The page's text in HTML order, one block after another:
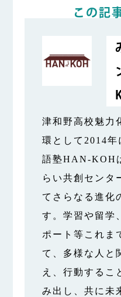
この記
津和野高校魅力
環として2014年
語塾HAN-KOH
らい共創センタ
てさらなる進化
す。学習や留学
ポート等これま
て、多様な人と
え、行動するこ
み出し、共に未